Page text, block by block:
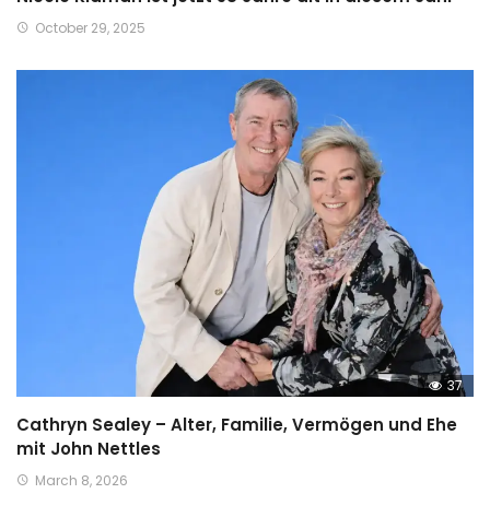
October 29, 2025
37
Cathryn Sealey – Alter, Familie, Vermögen und Ehe
mit John Nettles
March 8, 2026